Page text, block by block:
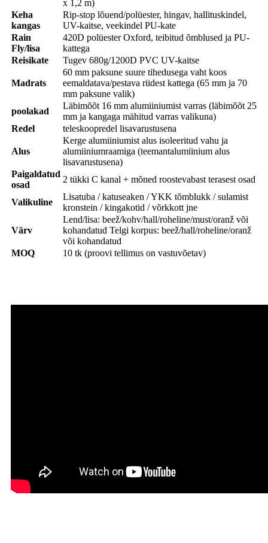
x 1,2 m)
Keha
kangas
Rip-stop lõuend/polüester, hingav, hallituskindel,
UV-kaitse, veekindel PU-kate
Rain
Fly/lisa
420D polüester Oxford, teibitud õmblused ja PU-
kattega
Reisikate
Tugev 680g/1200D PVC UV-kaitse
Madrats
60 mm paksune suure tihedusega vaht koos
eemaldatava/pestava riidest kattega (65 mm ja 70
mm paksune valik)
poolakad
Läbimõõt 16 mm alumiiniumist varras (läbimõõt 25
mm ja kangaga mähitud varras valikuna)
Redel
teleskoopredel lisavarustusena
Alus
Kerge alumiiniumist alus isoleeritud vahu ja
alumiiniumraamiga (teemantalumiinium alus
lisavarustusena)
Paigaldatud
osad
2 tükki C kanal + mõned roostevabast terasest osad
Valikuline
Lisatuba / katuseaken / YKK tõmblukk / sulamist
kronstein / kingakotid / võrkkott jne
Värv
Lend/lisa: beež/kohv/hall/roheline/must/oranž või
kohandatud Telgi korpus: beež/hall/roheline/oranž
või kohandatud
MOQ
10 tk (proovi tellimus on vastuvõetav)